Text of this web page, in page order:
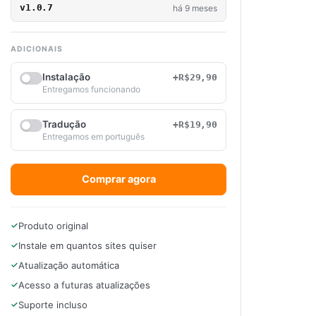
v1.0.7 há 9 meses
ADICIONAIS
Instalação
+R$29,90
Entregamos funcionando
Tradução
+R$19,90
Entregamos em português
Comprar agora
Produto original
Instale em quantos sites quiser
Atualização automática
Acesso a futuras atualizações
Suporte incluso